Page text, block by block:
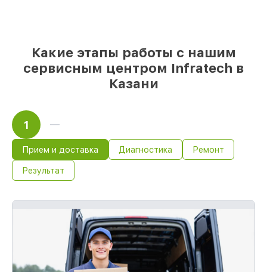
Какие этапы работы с нашим
сервисным центром Infratech в
Казани
1
Прием и доставка Диагностика Ремонт
Результат